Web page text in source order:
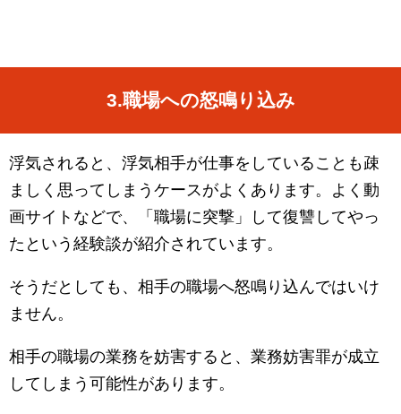
3.職場への怒鳴り込み
浮気されると、浮気相手が仕事をしていることも疎
ましく思ってしまうケースがよくあります。よく動
画サイトなどで、「職場に突撃」して復讐してやっ
たという経験談が紹介されています。
そうだとしても、相手の職場へ怒鳴り込んではいけ
ません。
相手の職場の業務を妨害すると、業務妨害罪が成立
してしまう可能性があります。